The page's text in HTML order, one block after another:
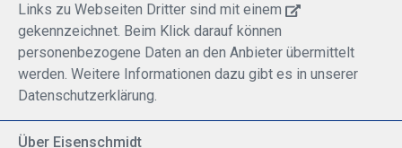
Links zu Webseiten Dritter sind mit einem
gekennzeichnet. Beim Klick darauf können
personenbezogene Daten an den Anbieter übermittelt
werden. Weitere Informationen dazu gibt es in unserer
Datenschutzerklärung.
Über Eisenschmidt